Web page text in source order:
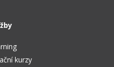
kurzy